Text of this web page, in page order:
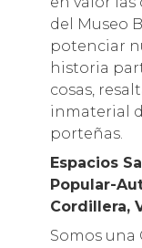
del Museo
potenciar
historia
cosas,
inmaterial
porteñas.
Espacios
Popular-
Cordillera,
Somos una